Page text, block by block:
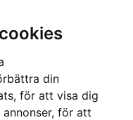
din
för att visa dig
för att
BLÅ